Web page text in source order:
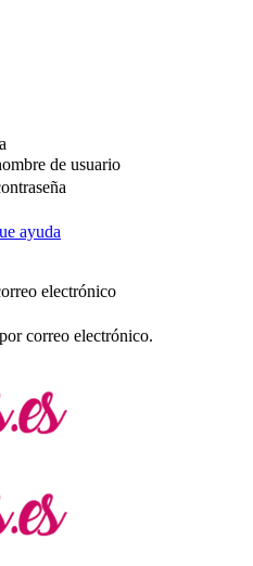
de usuario
ayuda
electrónico
correo electrónico.